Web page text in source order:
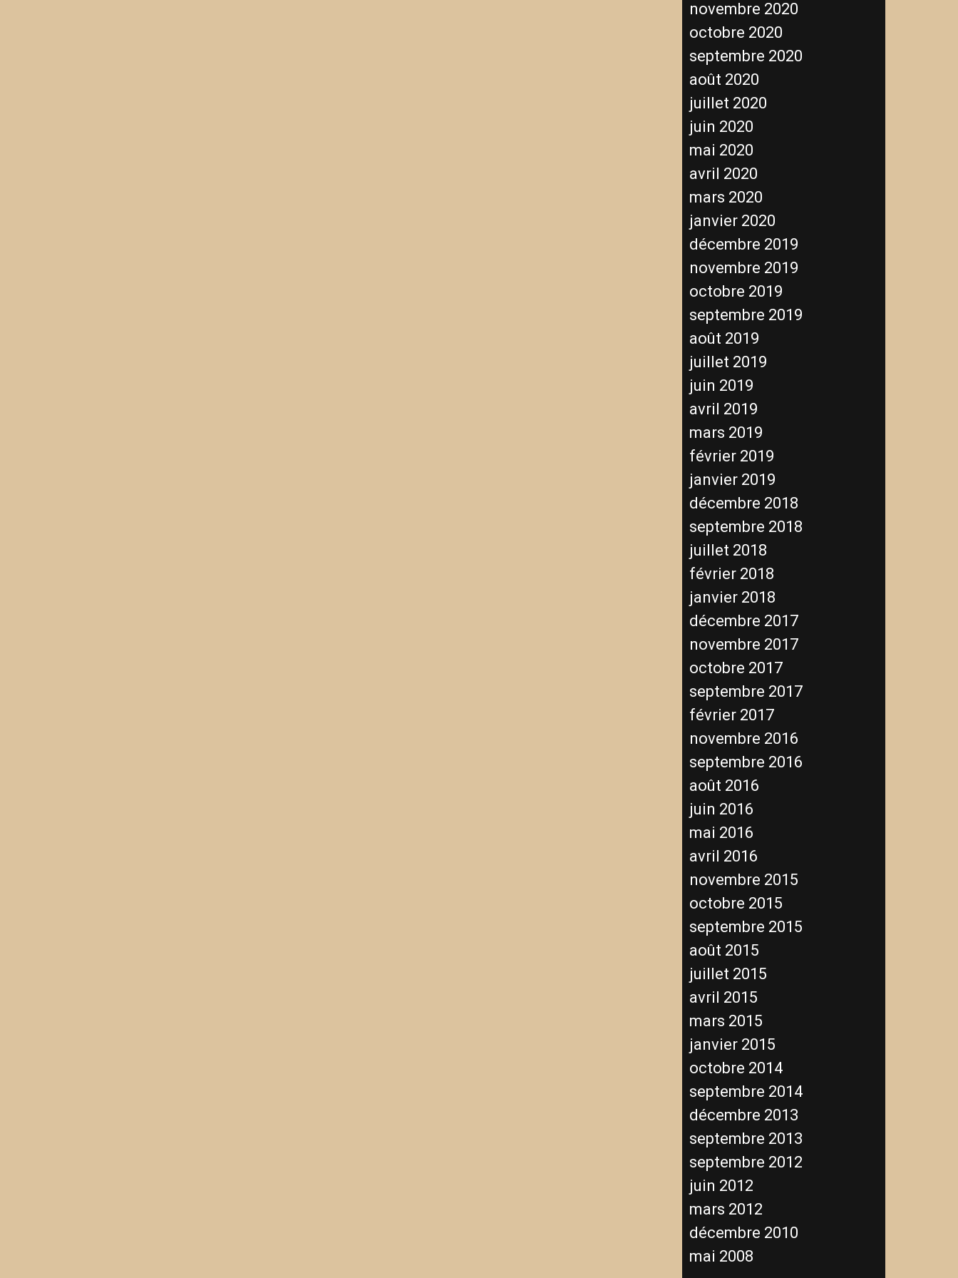
novembre 2020
octobre 2020
septembre 2020
août 2020
juillet 2020
juin 2020
mai 2020
avril 2020
mars 2020
janvier 2020
décembre 2019
novembre 2019
octobre 2019
septembre 2019
août 2019
juillet 2019
juin 2019
avril 2019
mars 2019
février 2019
janvier 2019
décembre 2018
septembre 2018
juillet 2018
février 2018
janvier 2018
décembre 2017
novembre 2017
octobre 2017
septembre 2017
février 2017
novembre 2016
septembre 2016
août 2016
juin 2016
mai 2016
avril 2016
novembre 2015
octobre 2015
septembre 2015
août 2015
juillet 2015
avril 2015
mars 2015
janvier 2015
octobre 2014
septembre 2014
décembre 2013
septembre 2013
septembre 2012
juin 2012
mars 2012
décembre 2010
mai 2008